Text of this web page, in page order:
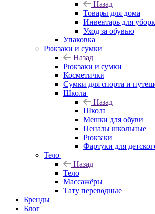
Назад
Товары для дома
Инвентарь для
Уход за обувью
Упаковка
Рюкзаки и сумки
Назад
Рюкзаки и сумки
Косметички
Сумки для спорта и
Школа
Назад
Школа
Мешки для обуви
Пеналы школьные
Рюкзаки
Фартуки для
Тело
Назад
Тело
Массажёры
Тату переводные
Бренды
Блог